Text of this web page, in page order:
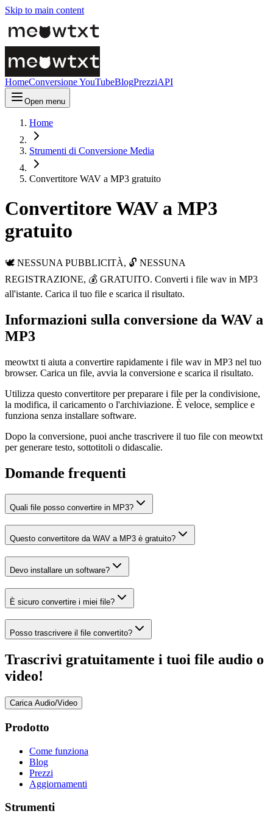
Skip to main content
HomeConversione YouTubeBlogPrezziAPI
Open menu
Home
Strumenti di Conversione Media
Convertitore WAV a MP3 gratuito
Convertitore WAV a MP3
gratuito
🕊️ NESSUNA PUBBLICITÀ, 🔓 NESSUNA
REGISTRAZIONE, 💰 GRATUITO. Converti i file wav in MP3
all'istante. Carica il tuo file e scarica il risultato.
Informazioni sulla conversione da WAV a
MP3
meowtxt ti aiuta a convertire rapidamente i file wav in MP3 nel tuo
browser. Carica un file, avvia la conversione e scarica il risultato.
Utilizza questo convertitore per preparare i file per la condivisione,
la modifica, il caricamento o l'archiviazione. È veloce, semplice e
funziona senza installare software.
Dopo la conversione, puoi anche trascrivere il tuo file con meowtxt
per generare testo, sottotitoli o didascalie.
Domande frequenti
Quali file posso convertire in MP3?
Questo convertitore da WAV a MP3 è gratuito?
Devo installare un software?
È sicuro convertire i miei file?
Posso trascrivere il file convertito?
Trascrivi gratuitamente i tuoi file audio o
video!
Carica Audio/Video
Prodotto
Come funziona
Blog
Prezzi
Aggiornamenti
Strumenti